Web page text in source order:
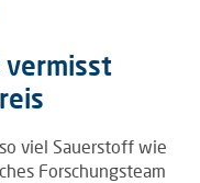
vermisst
viel Sauerstoff wie
Forschungsteam